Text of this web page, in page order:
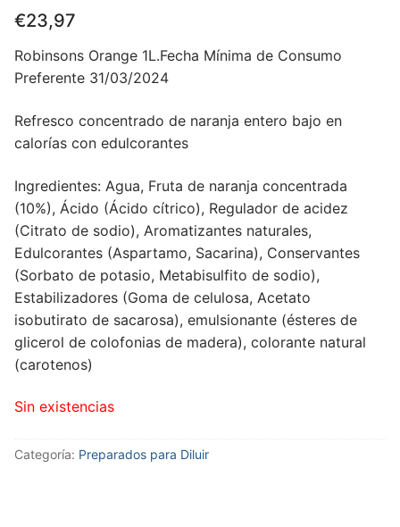
€23,97
Robinsons Orange 1L.Fecha Mínima de Consumo
Preferente 31/03/2024
Refresco concentrado de naranja entero bajo en
calorías con edulcorantes
Ingredientes: Agua, Fruta de naranja concentrada
(10%), Ácido (Ácido cítrico), Regulador de acidez
(Citrato de sodio), Aromatizantes naturales,
Edulcorantes (Aspartamo, Sacarina), Conservantes
(Sorbato de potasio, Metabisulfito de sodio),
Estabilizadores (Goma de celulosa, Acetato
isobutirato de sacarosa), emulsionante (ésteres de
glicerol de colofonias de madera), colorante natural
(carotenos)
Sin existencias
Categoría: Preparados para Diluir